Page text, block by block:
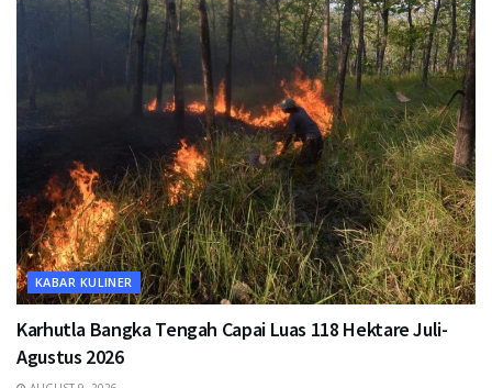
KABAR KULINER
Karhutla Bangka Tengah Capai Luas 118 Hektare Juli-
Agustus 2026